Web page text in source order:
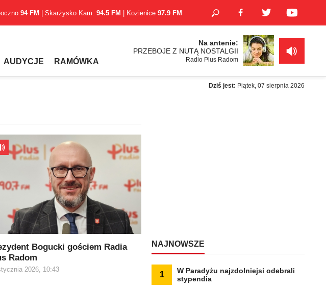
94 FM | Skarżysko Kam. 94.5 FM | Kozienice 97.9 FM
AUDYCJE RAMÓWKA
Na antenie:
PRZEBOJE Z NUTĄ NOSTALGII
Radio Plus Radom
Dziś jest: Piątek, 07 sierpnia 2026
Bogucki gościem Radia
Radom
2026, 10:43
NAJNOWSZE
1
W Paradyżu najzdolniejsi odebrali
stypendia